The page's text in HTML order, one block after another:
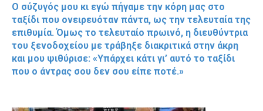
Ο σύζυγός μου κι εγώ πήγαμε την κόρη μας στο
ταξίδι που ονειρευόταν πάντα, ως την τελευταία της
επιθυμία. Όμως το τελευταίο πρωινό, η διευθύντρια
του ξενοδοχείου με τράβηξε διακριτικά στην άκρη
και μου ψιθύρισε: «Υπάρχει κάτι γι’ αυτό το ταξίδι
που ο άντρας σου δεν σου είπε ποτέ.»